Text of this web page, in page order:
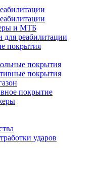
и МТБ
для реабилитации
покрытия
покрытия
покрытия
покрытие
ударов